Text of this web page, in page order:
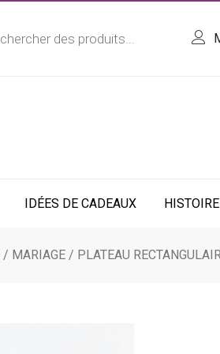
IDÉES DE CADEAUX HISTOIRE
/ MARIAGE / PLATEAU